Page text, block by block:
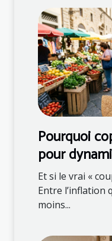
Pourquoi
pour
et son
Et si le vrai «
Entre l’inflation
moins...